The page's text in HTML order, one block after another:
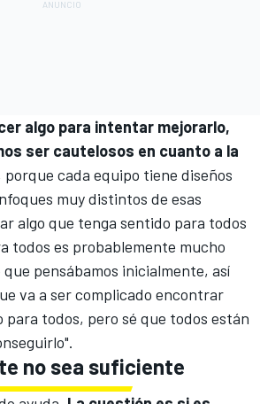
algo para intentar mejorarlo,
ser cautelosos en cuanto a la
porque cada equipo tiene diseños
muy distintos de esas
algo que tenga sentido para todos
todos es probablemente mucho
que pensábamos inicialmente, así
va a ser complicado encontrar
para todos, pero sé que todos están
no sea suficiente